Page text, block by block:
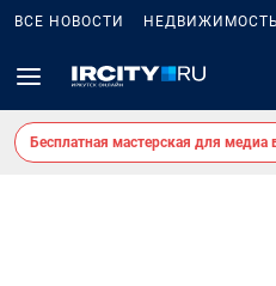
ВСЕ НОВОСТИ НЕДВИЖИМОСТЬ
Бесплатная мастерская для медиа